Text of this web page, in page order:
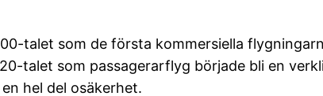
talet som de första kommersiella
talet som passagerarflyg började bli en
hel del osäkerhet.